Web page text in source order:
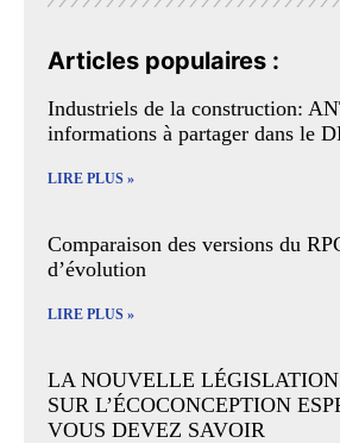
Articles populaires :
Industriels de la construction:
informations à partager dans le
LIRE PLUS »
Comparaison des versions du
d’évolution
LIRE PLUS »
LA NOUVELLE LÉGISLATION
SUR L’ÉCOCONCEPTION
VOUS DEVEZ SAVOIR